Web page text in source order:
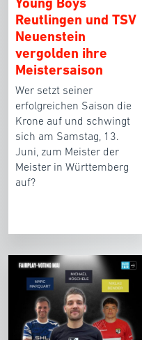
Reutlingen und TSV
Neuenstein
vergolden ihre
Meistersaison
Wer setzt seiner
erfolgreichen Saison die
Krone auf und schwingt
sich am Samstag, 13.
Juni, zum Meister der
Meister in Württemberg
auf?